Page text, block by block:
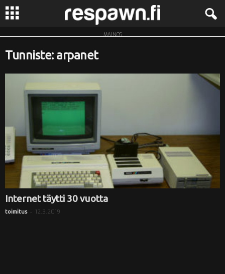
R
MAINOS
Tunniste: arpanet
Internet täytti 30 vuotta
toimitus - 12.3.2019